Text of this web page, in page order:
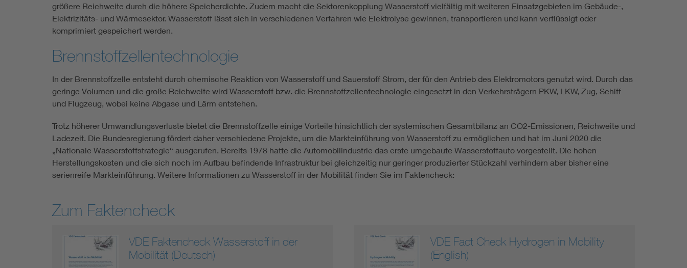
größere Reichweite durch die höhere Speicherdichte. Zudem macht die Sektorenkopplung Wasserstoff vielfältig mit weiteren Einsatzgebieten im Gebäude-,
Elektrizitäts- und Wärmesektor. Wasserstoff lässt sich in verschiedenen Verfahren wie Elektrolyse gewinnen, transportieren und kann verflüssigt oder
komprimiert gespeichert werden.
Brennstoffzellentechnologie
In der Brennstoffzelle entsteht durch chemische Reaktion von Wasserstoff und Sauerstoff Strom, der für den Antrieb des Elektromotors genutzt wird. Durch das
geringe Volumen und die große Reichweite wird Wasserstoff bzw. die Brennstoffzellentechnologie eingesetzt in den Verkehrsträgern PKW, LKW, Zug, Schiff
und Flugzeug, wobei keine Abgase und Lärm entstehen.
Trotz höherer Umwandlungsverluste bietet die Brennstoffzelle einige Vorteile hinsichtlich der systemischen Gesamtbilanz an CO2-Emissionen, Reichweite und
Ladezeit. Die Bundesregierung fördert daher verschiedene Projekte, um die Markteinführung von Wasserstoff zu ermöglichen und hat im Juni 2020 die
„Nationale Wasserstoffstrategie“ ausgerufen. Bereits 1978 hatte die Automobilindustrie das erste umgebaute Wasserstoffauto vorgestellt. Die hohen
Herstellungskosten und die sich noch im Aufbau befindende Infrastruktur bei gleichzeitig nur geringer produzierter Stückzahl verhindern aber bisher eine
serienreife Markteinführung. Weitere Informationen zu Wasserstoff in der Mobilität finden Sie im Faktencheck:
Zum Faktencheck
VDE Faktencheck Wasserstoff in der
Mobilität (Deutsch)
VDE Fact Check Hydrogen in Mobility
(English)